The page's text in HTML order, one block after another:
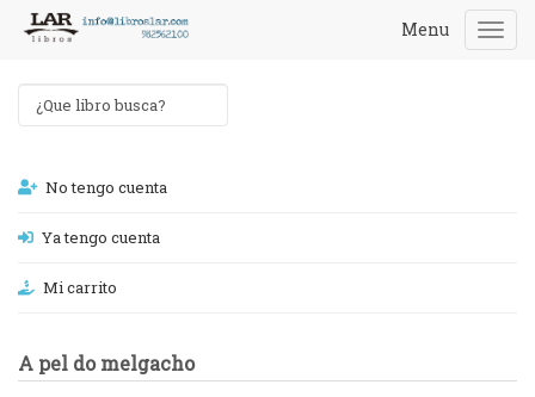
Menu
No tengo cuenta
Ya tengo cuenta
Mi carrito
A pel do melgacho